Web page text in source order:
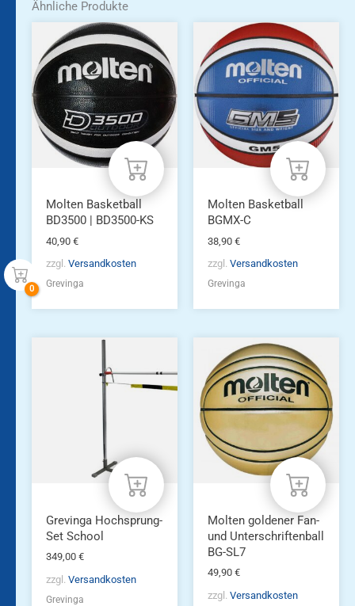
Ähnliche Produkte
Molten Basketball
BD3500 | BD3500-KS
40,90 €
zzgl. Versandkosten
Grevinga
Molten Basketball
BGMX-C
38,90 €
zzgl. Versandkosten
Grevinga
Grevinga Hochsprung-
Set School
349,00 €
zzgl. Versandkosten
Grevinga
Molten goldener Fan-
und Unterschriftenball
BG-SL7
49,90 €
zzgl. Versandkosten